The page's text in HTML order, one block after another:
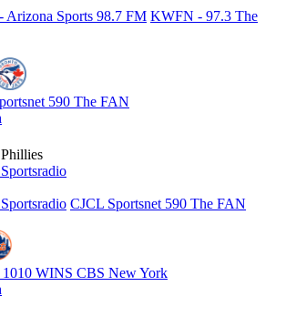
Arizona Sports 98.7 FM KWFN - 97.3 The
590 The FAN
CJCL Sportsnet 590 The FAN
WINS CBS New York